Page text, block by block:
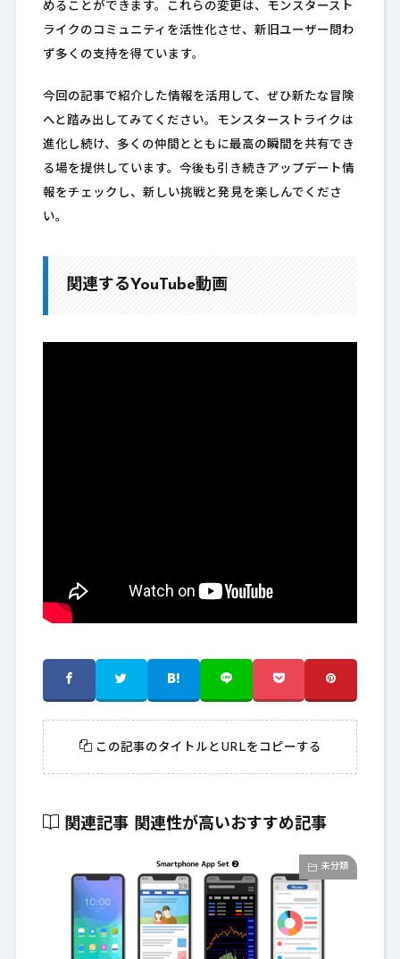
めることができます。これらの変更は、モンスタースト
ライクのコミュニティを活性化させ、新旧ユーザー問わ
ず多くの支持を得ています。
今回の記事で紹介した情報を活用して、ぜひ新たな冒険
へと踏み出してみてください。モンスターストライクは
進化し続け、多くの仲間とともに最高の瞬間を共有でき
る場を提供しています。今後も引き続きアップデート情
報をチェックし、新しい挑戦と発見を楽しんでくださ
い。
関連するYouTube動画
この記事のタイトルとURLをコピーする
関連記事 関連性が高いおすすめ記事
未分類